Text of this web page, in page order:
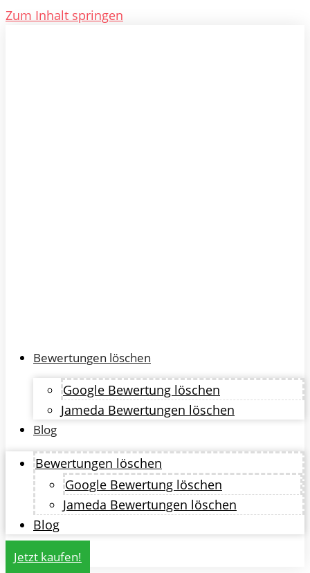
Zum Inhalt springen
Bewertungen löschen
Google Bewertung löschen
Jameda Bewertungen löschen
Blog
Bewertungen löschen
Google Bewertung löschen
Jameda Bewertungen löschen
Blog
Jetzt kaufen!